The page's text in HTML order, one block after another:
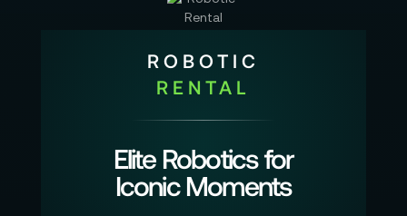
Zahnkranzmodul: 0,8 Mod
Material: Aluminium
Gewicht: 1300 g
Lieferumfang:
ROBOTIC
RENTAL
Elite Robotics for
Iconic Moments